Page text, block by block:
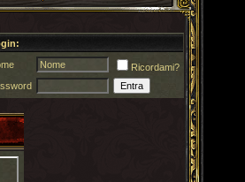
Ricordami?